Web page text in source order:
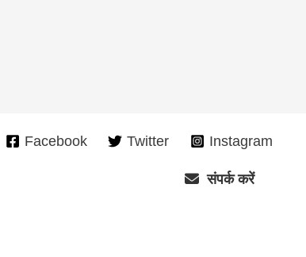
Facebook Twitter Instagram
संपर्क करें